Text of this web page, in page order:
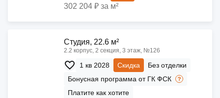
302 204 ₽ за м²
Cтудия, 22.6 м²
2.2 корпус, 2 секция, 3 этаж, №126
1 кв 2028 Скидка
Без отделки
Бонусная программа от ГК ФСК
Платите как хотите